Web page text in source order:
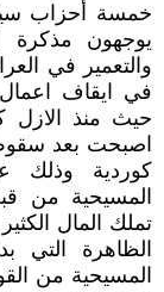
خمسة أحزاب
يوجهون مذكرة
والتعمير في
في ايقاف
حيث منذ الازل
اصبحت بعد سقوط
كوردية وذلك
المسيحية من
تملك المال
الظاهرة التي
المسيحية من